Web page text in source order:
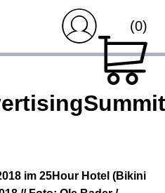
(0)
im 25Hour Hotel (Bikini